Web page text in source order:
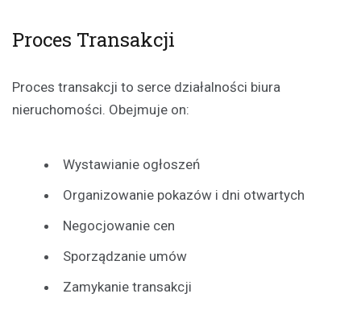
Proces Transakcji
Proces transakcji to serce działalności biura
nieruchomości. Obejmuje on:
Wystawianie ogłoszeń
Organizowanie pokazów i dni otwartych
Negocjowanie cen
Sporządzanie umów
Zamykanie transakcji